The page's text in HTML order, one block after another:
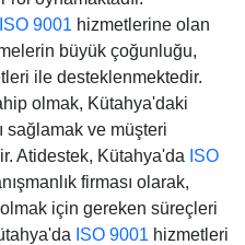
ISO 9001 hizmetlerine olan
büyük çoğunluğu,
ile desteklenmektedir.
olmak, Kütahya'daki
sağlamak ve müşteri
Atidestek, Kütahya'da ISO
firması olarak,
için gereken süreçleri
ISO 9001 hizmetleri